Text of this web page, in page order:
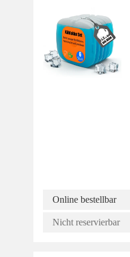
Online bestellbar
Nicht reservierbar